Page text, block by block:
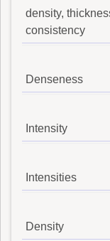
density,
consistency
Denseness
Intensity
Intensities
Density